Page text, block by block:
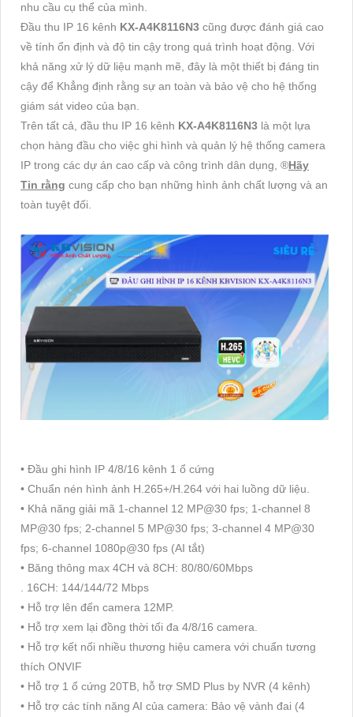
nhu cầu cụ thể của mình.
Đầu thu IP 16 kênh KX-A4K8116N3 cũng được đánh giá cao
về tính ổn định và độ tin cậy trong quá trình hoạt động. Với
khả năng xử lý dữ liệu mạnh mẽ, đây là một thiết bị đáng tin
cậy để Khẳng định rằng sự an toàn và bảo vệ cho hệ thống
giám sát video của bạn.
Trên tất cả, đầu thu IP 16 kênh KX-A4K8116N3 là một lựa
chọn hàng đầu cho việc ghi hình và quản lý hệ thống camera
IP trong các dự án cao cấp và công trình dân dụng, ®️Hãy
Tin rằng cung cấp cho bạn những hình ảnh chất lượng và an
toàn tuyệt đối.
• Đầu ghi hình IP 4/8/16 kênh 1 ổ cứng
• Chuẩn nén hình ảnh H.265+/H.264 với hai luồng dữ liệu.
• Khả năng giải mã 1-channel 12 MP@30 fps; 1-channel 8
MP@30 fps; 2-channel 5 MP@30 fps; 3-channel 4 MP@30
fps; 6-channel 1080p@30 fps (AI tắt)
• Băng thông max 4CH và 8CH: 80/80/60Mbps
. 16CH: 144/144/72 Mbps
• Hỗ trợ lên đến camera 12MP.
• Hỗ trợ xem lại đồng thời tối đa 4/8/16 camera.
• Hỗ trợ kết nối nhiều thương hiệu camera với chuẩn tương
thích ONVIF
• Hỗ trợ 1 ổ cứng 20TB, hỗ trợ SMD Plus by NVR (4 kênh)
• Hỗ trợ các tính năng AI của camera: Bảo vệ vành đai (4